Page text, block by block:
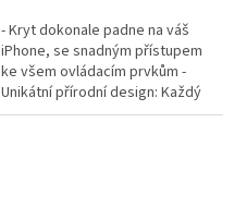
- Kryt dokonale padne na váš
iPhone, se snadným přístupem
ke všem ovládacím prvkům -
Unikátní přírodní design: Každý
kryt je vyroben z